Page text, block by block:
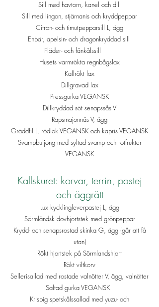
Sill med havtorn, kanel och dill
Sill med lingon, stjärnanis och kryddpeppar
Citron- och timutpepparsill L, ägg
Enbär, apelsin- och dragonkryddad sill
Fläder- och fänkålssill
Husets varmrökta regnbågslax
Kallrökt lax
Dillgravad lax
Pressgurka VEGANSK
Dillkryddad söt senapssås V
Rapsmajonnäs V, ägg
Gräddfil L, rödlök VEGANSK och kapris VEGANSK
Svampbuljong med syltad svamp och rotfrukter
VEGANSK
Kallskuret: korvar, terrin, pastej
och äggrätt
Lux kycklingleverpastej L, ägg
Sörmländsk dovhjortstek med grönpeppar
Krydd- och senapsrostad skinka G, ägg (går att få
utan)
Rökt hjortstek på Sörmlandshjort
Rökt viltkorv
Sellerisallad med rostade valnötter V, ägg, valnötter
Saltad gurka VEGANSK
Krispig spetskålssallad med yuzu- och